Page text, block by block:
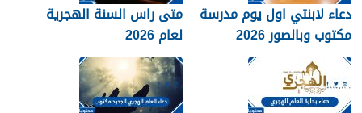
دعاء لابنتي اول يوم مدرسة
مكتوب وبالصور 2026
متى راس السنة الهجرية
لعام 2026